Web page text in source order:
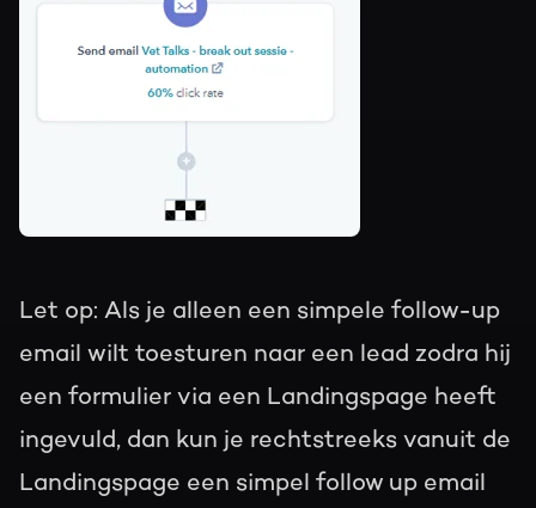
Let op: Als je alleen een simpele follow-up
email wilt toesturen naar een lead zodra hij
een formulier via een Landingspage heeft
ingevuld, dan kun je rechtstreeks vanuit de
Landingspage een simpel follow up email